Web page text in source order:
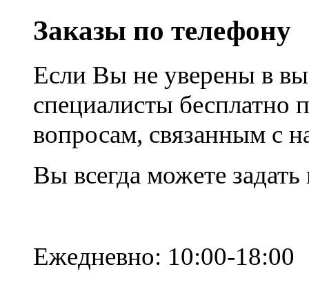
Заказы по телефону
Если Вы не уверены в
специалисты
вопросам, связанным с
Вы всегда можете
Ежедневно: 10:00-18:00